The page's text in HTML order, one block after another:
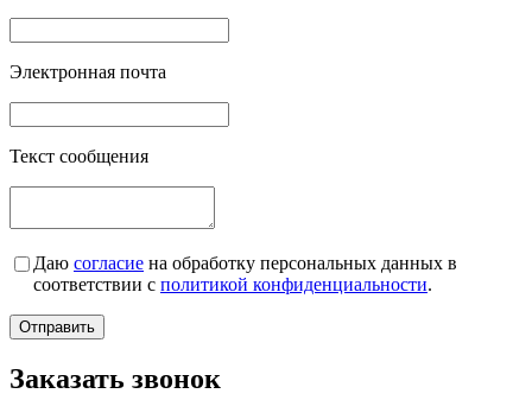
Электронная почта
Текст сообщения
Даю согласие на обработку персональных данных в
соответствии с политикой конфиденциальности.
Заказать звонок